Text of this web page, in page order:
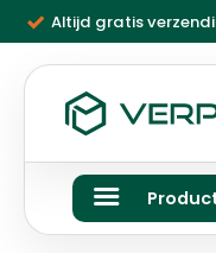
naar
inhoud
Altijd gratis